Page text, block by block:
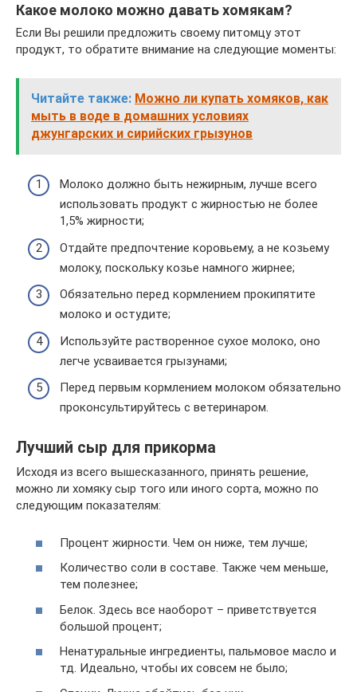
Какое молоко можно давать хомякам?
Если Вы решили предложить своему питомцу этот
продукт, то обратите внимание на следующие моменты:
Читайте также: Можно ли купать хомяков, как
мыть в воде в домашних условиях
джунгарских и сирийских грызунов
Молоко должно быть нежирным, лучше всего
использовать продукт с жирностью не более
1,5% жирности;
Отдайте предпочтение коровьему, а не козьему
молоку, поскольку козье намного жирнее;
Обязательно перед кормлением прокипятите
молоко и остудите;
Используйте растворенное сухое молоко, оно
легче усваивается грызунами;
Перед первым кормлением молоком обязательно
проконсультируйтесь с ветеринаром.
Лучший сыр для прикорма
Исходя из всего вышесказанного, принять решение,
можно ли хомяку сыр того или иного сорта, можно по
следующим показателям:
Процент жирности. Чем он ниже, тем лучше;
Количество соли в составе. Также чем меньше,
тем полезнее;
Белок. Здесь все наоборот – приветствуется
большой процент;
Ненатуральные ингредиенты, пальмовое масло и
тд. Идеально, чтобы их совсем не было;